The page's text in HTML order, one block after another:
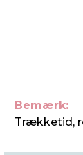
Bemærk:
Trækketid,